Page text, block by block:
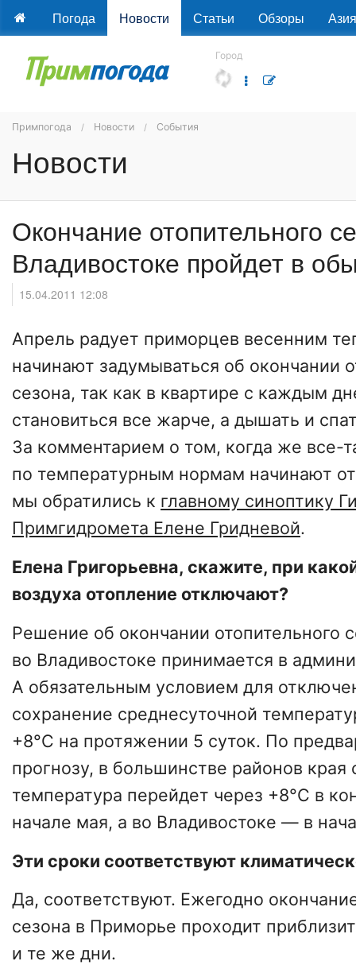
Погода Новости Статьи Обзоры Азия
Город
Примпогода Новости События
Новости
Окончание отопительного
Владивостоке пройдет в
15.04.2011 12:08
Апрель радует приморцев весенним
начинают задумываться об окончании
сезона, так как в квартире с каждым
становиться все жарче, а дышать и
За комментарием о том, когда же все-
по температурным нормам начинают
мы обратились к главному синоптику
Примгидромета Елене Гридневой.
Елена Григорьевна, скажите, при
воздуха отопление отключают?
Решение об окончании отопительного
во Владивостоке принимается в
А обязательным условием для
сохранение среднесуточной
+8°C на протяжении 5 суток. По
прогнозу, в большинстве районов края
температура перейдет через +8°C в
начале мая, а во Владивостоке — в
Эти сроки соответствуют
Да, соответствуют. Ежегодно
сезона в Приморье проходит
и те же дни.